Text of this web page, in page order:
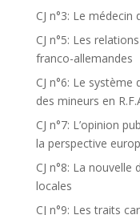
CJ n°3: Le
CJ n°5: Les
franco-allemandes
CJ n°6: Le
des mineurs en
CJ n°7: L’opinion
la perspective
CJ n°8: La
locales
CJ n°9: Les traits